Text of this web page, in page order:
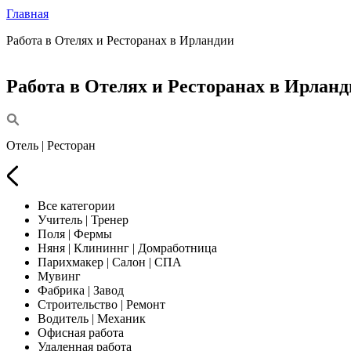
Главная
Работа в Отелях и Ресторанах в Ирландии
Работа в Отелях и Ресторанах в
Отель | Ресторан
Все категории
Учитель | Тренер
Поля | Фермы
Няня | Клининнг | Домработница
Парихмакер | Салон | СПА
Мувинг
Фабрика | Завод
Строительство | Ремонт
Водитель | Механик
Офисная работа
Удаленная работа